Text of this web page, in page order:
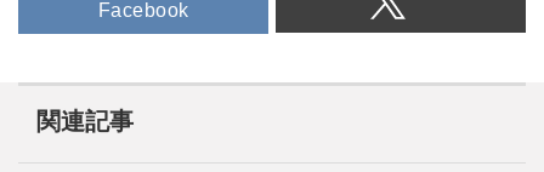
Facebook
関連記事